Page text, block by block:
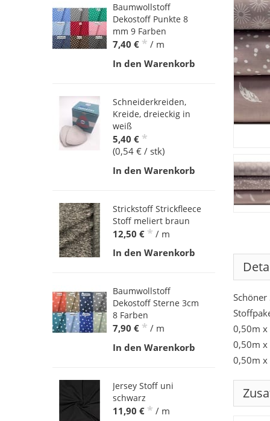
0,50m
0,50m
0,50m
Baumwollstoff
Dekostoff Punkte 8
mm 9 Farben
7,40 € * / m
In den Warenkorb
Schneiderkreiden,
Kreide, dreieckig in
weiß
5,40 € *
(0,54 € / stk)
In den Warenkorb
Strickstoff Strickfleece
Stoff meliert braun
12,50 € * / m
In den Warenkorb
Baumwollstoff
Dekostoff Sterne 3cm
8 Farben
7,90 € * / m
In den Warenkorb
Jersey Stoff uni
schwarz
11,90 € * / m